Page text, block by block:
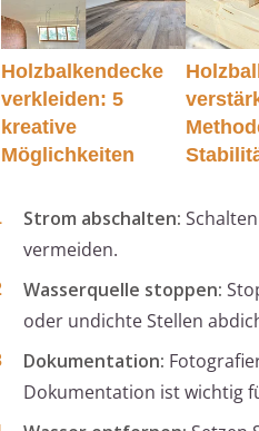
Holzbalkendecke
verkleiden: 5
kreative
Möglichkeiten
Strom abschalten:
vermeiden.
Wasserquelle stoppen:
oder undichte Stellen
Dokumentation:
Dokumentation ist wichtig